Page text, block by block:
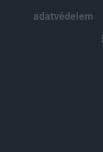
adatvédelem